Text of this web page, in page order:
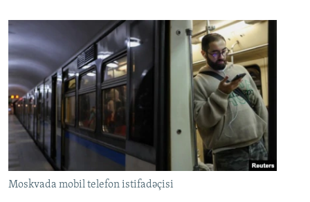
Moskvada mobil telefon istifadəçisi